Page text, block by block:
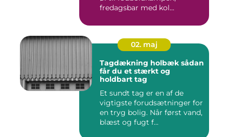
fredagsbar med kol...
02. maj
Tagdækning holbæk sådan
får du et stærkt og
holdbart tag
Et sundt tag er en af de
vigtigste forudsætninger for
en tryg bolig. Når først vand,
blæst og fugt f...